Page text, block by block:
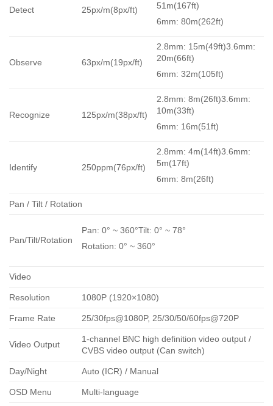
Detect 25px/m(8px/ft)
51m(167ft)
6mm: 80m(262ft)
Observe 63px/m(19px/ft)
2.8mm: 15m(49ft)3.6mm:
20m(66ft)
6mm: 32m(105ft)
Recognize 125px/m(38px/ft)
2.8mm: 8m(26ft)3.6mm:
10m(33ft)
6mm: 16m(51ft)
Identify 250ppm(76px/ft)
2.8mm: 4m(14ft)3.6mm:
5m(17ft)
6mm: 8m(26ft)
Pan / Tilt / Rotation
Pan/Tilt/Rotation
Pan: 0° ~ 360°Tilt: 0° ~ 78°
Rotation: 0° ~ 360°
Video
Resolution 1080P (1920×1080)
Frame Rate 25/30fps@1080P, 25/30/50/60fps@720P
Video Output
1-channel BNC high definition video output /
CVBS video output (Can switch)
Day/Night Auto (ICR) / Manual
OSD Menu Multi-language